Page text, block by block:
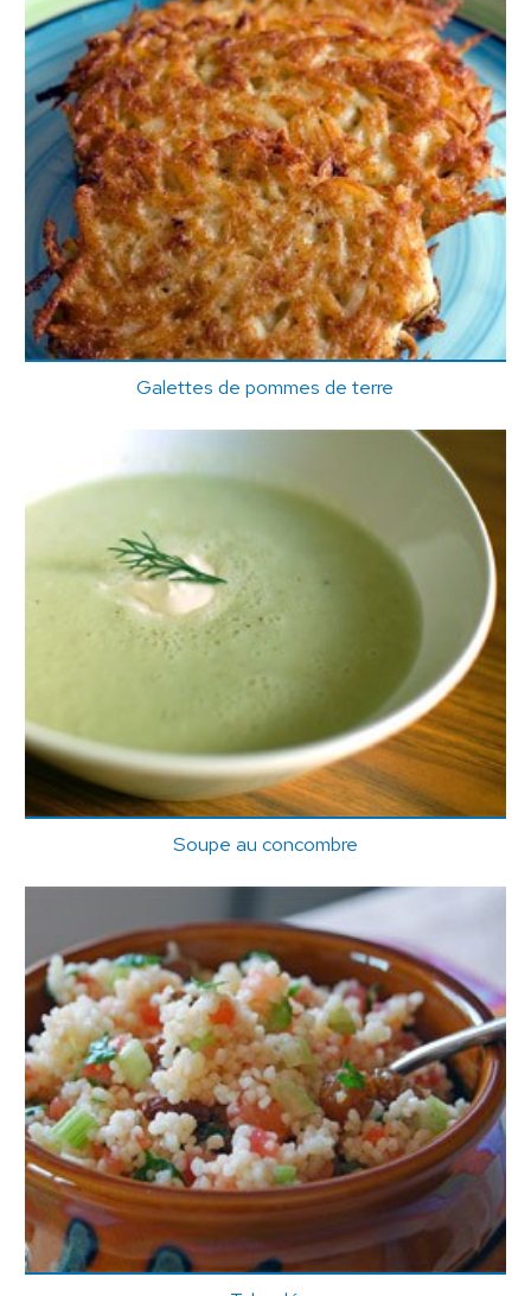
Galettes de pommes de terre
Soupe au concombre